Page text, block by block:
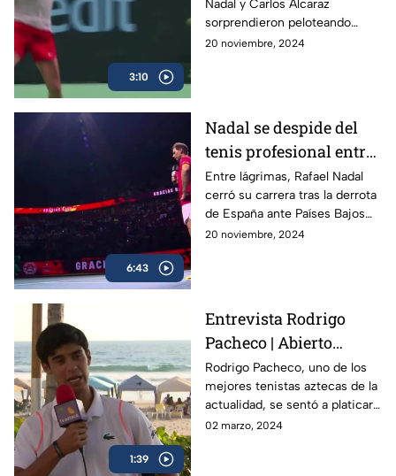
3:10
Nadal y Carlos Alcaraz
sorprendieron peloteando
juntos en la Copa Davis
20 noviembre, 2024
6:43
Nadal se despide del
tenis profesional entre
lágrimas
Entre lágrimas, Rafael Nadal
cerró su carrera tras la derrota
de España ante Países Bajos
en la Copa Davis, dejando un
20 noviembre, 2024
1:39
Entrevista Rodrigo
Pacheco | Abierto
Mexicano de Tenis
Rodrigo Pacheco, uno de los
mejores tenistas aztecas de la
actualidad, se sentó a platicar
con TV Azteca previo al
02 marzo, 2024